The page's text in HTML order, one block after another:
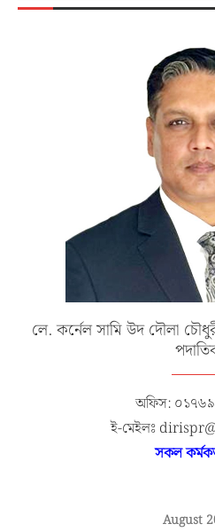
লে. কর্নেল সামি উদ দৌলা
অফিস:
ই-মেইলঃ
সকল
August